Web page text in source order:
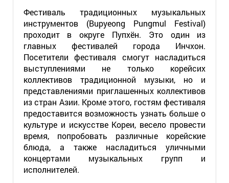
Фестиваль традиционных музыкальных
инструментов (Bupyeong Pungmul Festival)
проходит в округе Пупхён. Это один из
главных фестивалей города Инчхон.
Посетители фестиваля смогут насладиться
выступлениями не только корейсих
коллективов традиционной музыки, но и
представлениями приглашенных коллективов
из стран Азии. Кроме этого, гостям фестиваля
предоставится возможность узнать больше о
культуре и искусстве Кореи, весело провести
время, попробовать различные корейские
блюда, а также насладиться уличными
концертами музыкальных групп и
исполнителей.